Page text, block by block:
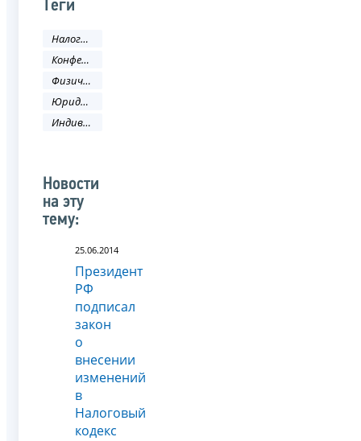
Теги
Налоги и сборы
Конференция
Физическое лицо
Юридическое лицо
Индивидуальный предприниматель
Новости
на эту
тему:
25.06.2014
Президент
РФ
подписал
закон
о
внесении
изменений
в
Налоговый
кодекс